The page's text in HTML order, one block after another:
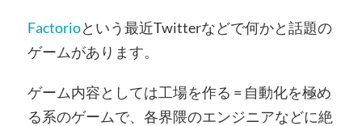
Factorioという最近Twitterなどで何かと話題の
ゲームがあります。
ゲーム内容としては工場を作る = 自動化を極め
る系のゲームで、各界隈のエンジニアなどに絶